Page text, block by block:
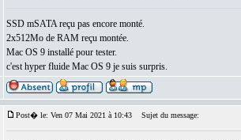
SSD mSATA reçu pas encore monté.
2x512Mo de RAM reçu montée.
Mac OS 9 installé pour tester.
c'est hyper fluide Mac OS 9 je suis surpris.
Post� le: Ven 07 Mai 2021 à 10:43 Sujet du message: